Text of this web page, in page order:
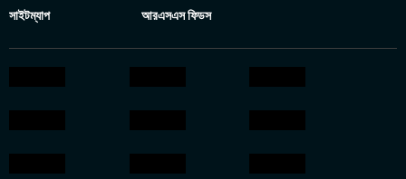
সাইটম্যাপ আরএসএস ফিডস